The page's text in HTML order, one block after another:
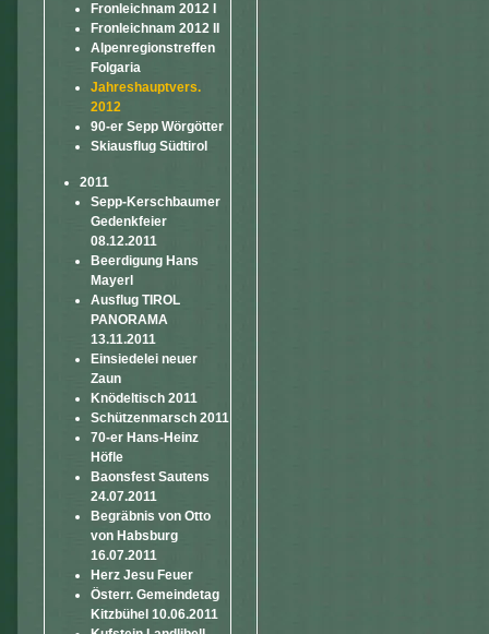
Fronleichnam 2012 I
Fronleichnam 2012 II
Alpenregionstreffen
Folgaria
Jahreshauptvers.
2012
90-er Sepp Wörgötter
Skiausflug Südtirol
2011
Sepp-Kerschbaumer
Gedenkfeier
08.12.2011
Beerdigung Hans
Mayerl
Ausflug TIROL
PANORAMA
13.11.2011
Einsiedelei neuer
Zaun
Knödeltisch 2011
Schützenmarsch 2011
70-er Hans-Heinz
Höfle
Baonsfest Sautens
24.07.2011
Begräbnis von Otto
von Habsburg
16.07.2011
Herz Jesu Feuer
Österr. Gemeindetag
Kitzbühel 10.06.2011